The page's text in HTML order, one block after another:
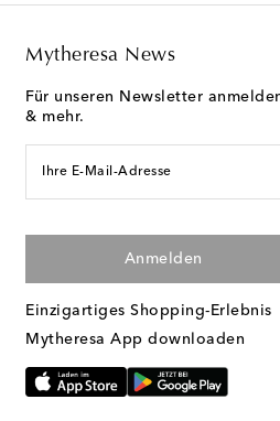
Mytheresa News
Für unseren Newsletter
& mehr.
Ihre E-Mail-Adresse
Anmelden
Einzigartiges Shopping-Erlebnis
Mytheresa App downloaden